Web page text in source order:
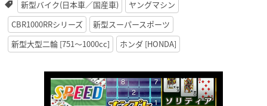
新型バイク(日本車／国産車)
ヤングマシン
CBR1000RRシリーズ
新型スーパースポーツ
新型大型二輪 [751〜1000cc]
ホンダ [HONDA]